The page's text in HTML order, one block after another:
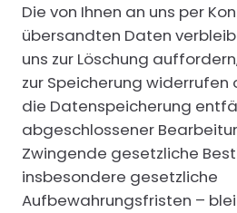
Die von Ihnen an uns per
übersandten Daten
uns zur Löschung
zur Speicherung widerrufen
die Datenspeicherung
abgeschlossener
Zwingende gesetzliche
insbesondere gesetzliche
Aufbewahrungsfristen –